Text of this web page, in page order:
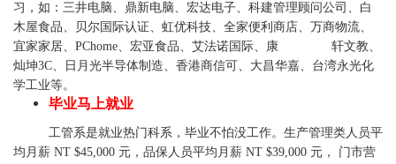
习，如：三井电脑、鼎新电脑、宏达电子、科建管理顾问公司、白
木屋食品、贝尔国际认证、虹优科技、全家便利商店、万商物流、
宜家家居、PChome、宏亚食品、艾法诺国际、康 轩文教、
灿坤3C、日月光半导体制造、香港商信可、大昌华嘉、台湾永光化
学工业等。
毕业马上就业
工管系是就业热门科系，毕业不怕没工作。生产管理类人员平
均月薪 NT $45,000 元，品保人员平均月薪 NT $39,000 元， 门市营